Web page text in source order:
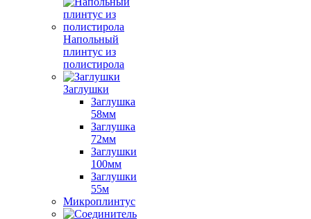
Напольный
плинтус из
полистирола
Заглушки
Заглушка
58мм
Заглушка
72мм
Заглушки
100мм
Заглушки
55м
Микроплинтус